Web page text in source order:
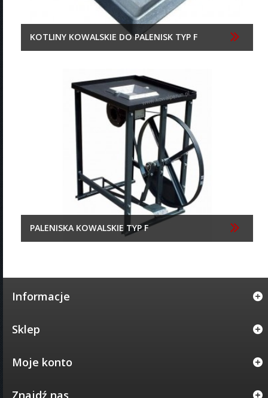
KOTLINY KOWALSKIE DO PALENISK TYP F
PALENISKA KOWALSKIE TYP F
Informacje
Sklep
Moje konto
Znajdź nas